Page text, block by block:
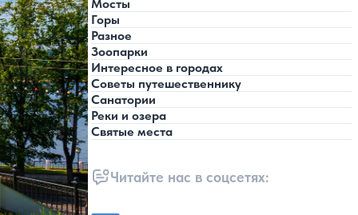
Читайте нас в соцсетях:
Мосты
Горы
Разное
Зоопарки
Интересное в городах
Советы путешественнику
Санатории
Реки и озера
Святые места